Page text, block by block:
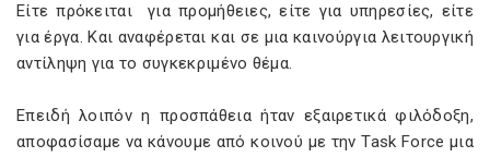
Είτε πρόκειται για προμήθειες, είτε για υπηρεσίες, είτε
για έργα. Και αναφέρεται και σε μια καινούργια λειτουργική
αντίληψη για το συγκεκριμένο θέμα.
Επειδή λοιπόν η προσπάθεια ήταν εξαιρετικά φιλόδοξη,
αποφασίσαμε να κάνουμε από κοινού με την Task Force μια